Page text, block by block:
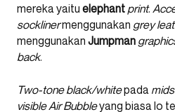
mereka yaitu elephant print.
socklinermenggunakan grey
menggunakan Jumpman
back.
Two-tone black/whitepada
visible Air Bubbleyang biasa lo